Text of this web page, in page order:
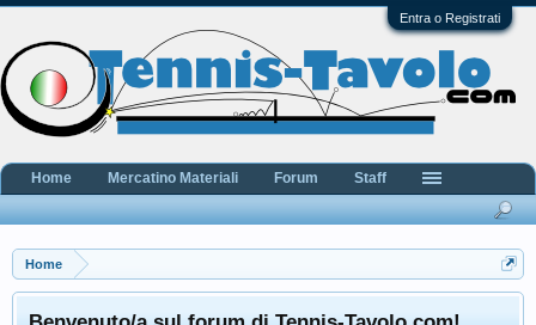
Entra o Registrati
Home
Home Mercatino Materiali Forum Staff